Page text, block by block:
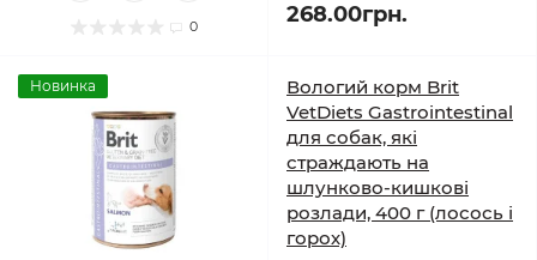
0 268.00грн.
Новинка
Вологий корм Brit
VetDiets Gastrointestinal
для собак, які
страждають на
шлунково-кишкові
розлади, 400 г (лосось і
горох)